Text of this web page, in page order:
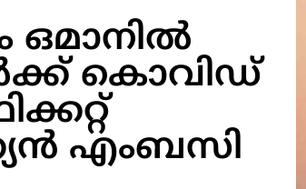
ഒമാനില്‍
കൊവിഡ്
എംബസി